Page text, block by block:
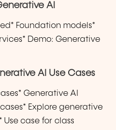
AI
Foundation models*
Demo: Generative
AI Use Cases
Generative AI
Explore generative
Use case for class